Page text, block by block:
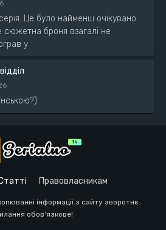
Це було найменш очікувано.
сюжетна броня взагалі не
у
Правовласникам
інформації з сайту зворотнє
обов'язкове!